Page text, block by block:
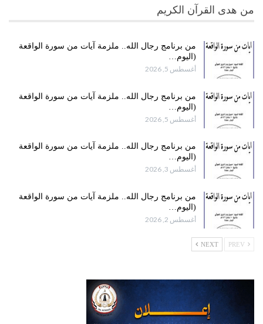
من هدى القرآن الكريم
من برنامج رجال الله.. ملزمة آيات من سورة الواقعة
(اليوم…
أغسطس 5, 2026
من برنامج رجال الله.. ملزمة آيات من سورة الواقعة
(اليوم…
أغسطس 5, 2026
من برنامج رجال الله.. ملزمة آيات من سورة الواقعة
(اليوم…
أغسطس 3, 2026
من برنامج رجال الله.. ملزمة آيات من سورة الواقعة
(اليوم…
أغسطس 2, 2026
NEXT